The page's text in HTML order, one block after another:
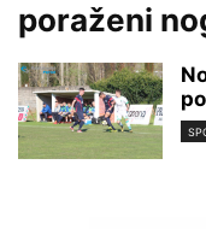
poraženi